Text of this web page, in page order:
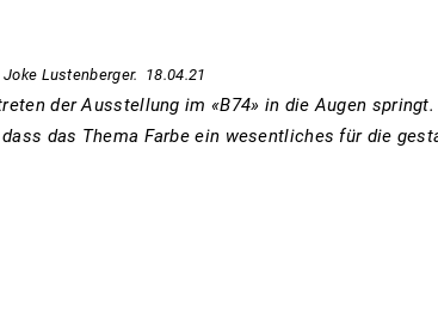
Lustenberger. 18.04.21
der Ausstellung im «B74» in die Augen
das Thema Farbe ein wesentliches für die